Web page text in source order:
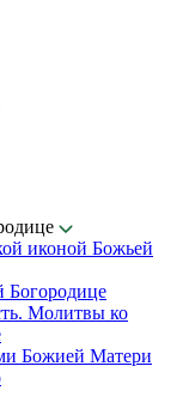
иконой Божьей
Богородице
Молитвы ко
Божией Матери